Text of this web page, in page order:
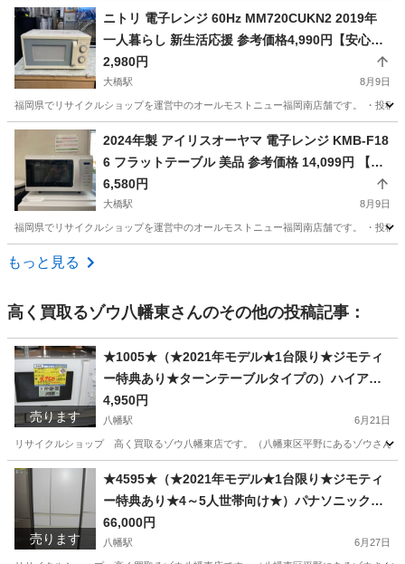
福岡 福岡市 大橋駅 生活家電
ニトリ 電子レンジ 60Hz MM720CUKN2 2019年
一人暮らし 新生活応援 参考価格4,990円【安心の3
ヶ月保証】🚚自社配送時💳代引き可🚚(現金、クレ
ジット、スマホ決済対応)
2,980円
大橋駅 8月9日
福岡県でリサイクルショップを運営中のオールモストニュー福岡南店舗です。 ・投
福岡 福岡市 大橋駅 キッチン家電 仮予約
2024年製 アイリスオーヤマ 電子レンジ KMB-F18
6 フラットテーブル 美品 参考価格 14,099円 【安
心の3ヶ月保証】🚚自社配送時💳代引き可🚚(現
金、クレジット、スマホ決済対応)
6,580円
大橋駅 8月9日
福岡県でリサイクルショップを運営中のオールモストニュー福岡南店舗です。 ・投
福岡 福岡市
もっと見る
高く買取るゾウ八幡東さんのその他の投稿記事：
売ります
★1005★（★2021年モデル★1台限り★ジモティ
ー特典あり★ターンテーブルタイプの）ハイアー
ル 電子レンジ ２０２１年製 JM-17J-60 西
日本用 白 高く買取るゾウ八幡東店
4,950円
八幡駅 6月21日
リサイクルショップ 高く買取るゾウ八幡東店です。（八幡東区平野にあるゾウさ
福岡 北九州市 八幡駅 キッチン家電 ターンテーブル
売ります
★4595★（★2021年モデル★1台限り★ジモティ
ー特典あり★4～5人世帯向け★）パナソニック 6
ドア冷蔵庫４８３L ２０２１年製 NR-SMF486
X-W 68.5ｃｍ幅 白 真ん中野菜室 自動製氷
66,000円
八幡駅 6月27日